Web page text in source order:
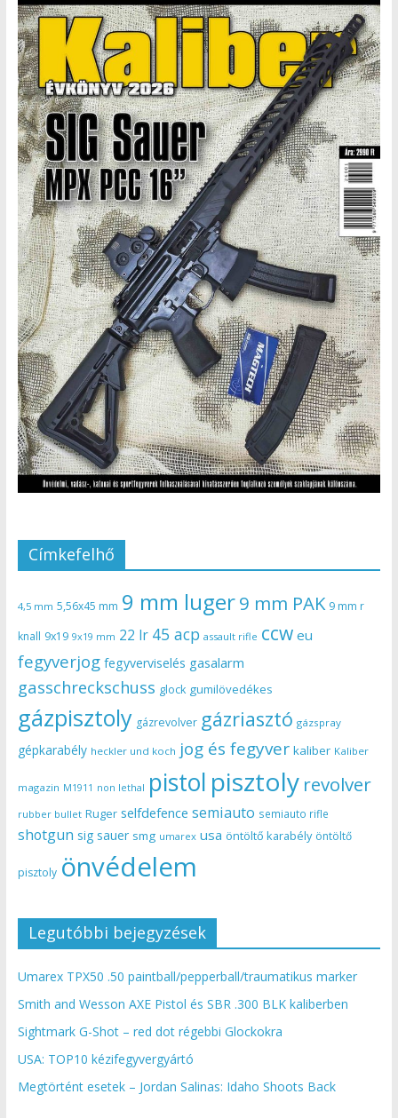
Címkefelhő
4,5 mm 5,56x45 mm 9 mm luger9 mm PAK 9 mm r
knall 9x19 9x19 mm 22 lr 45 acp assault rifle ccw eu
fegyverjog fegyverviselés gasalarm
gasschreckschuss glock gumilövedékes
gázpisztoly gázrevolver gázriasztó gázspray
gépkarabély heckler und koch jog és fegyver kaliber Kaliber
magazin M1911 non lethal pistol pisztoly revolver
rubber bullet Ruger selfdefence semiauto semiauto rifle
shotgun sig sauer smg umarex usa öntöltő karabély öntöltő
pisztoly önvédelem
Legutóbbi bejegyzések
Umarex TPX50 .50 paintball/pepperball/traumatikus marker
Smith and Wesson AXE Pistol és SBR .300 BLK kaliberben
Sightmark G-Shot – red dot régebbi Glockokra
USA: TOP10 kézifegyvergyártó
Megtörtént esetek – Jordan Salinas: Idaho Shoots Back